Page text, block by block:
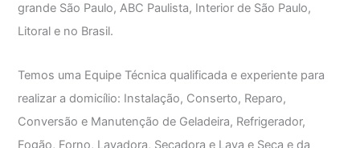
grande São Paulo, ABC Paulista, Interior de São Paulo,
Litoral e no Brasil.
Temos uma Equipe Técnica qualificada e experiente para
realizar a domicílio: Instalação, Conserto, Reparo,
Conversão e Manutenção de Geladeira, Refrigerador,
Fogão, Forno, Lavadora, Secadora e Lava e Seca e da